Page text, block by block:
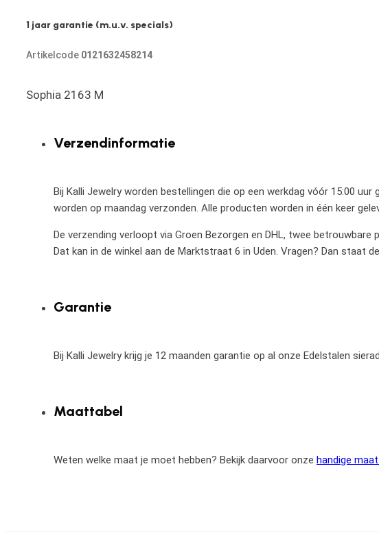
1 jaar garantie (m.u.v. specials)
Artikelcode 0121632458214
Sophia 2163 M
Verzendinformatie
Bij Kalli Jewelry worden bestellingen die op een werkdag vóór 15:00
worden op maandag verzonden. Alle producten worden in één keer
De verzending verloopt via Groen Bezorgen en DHL, twee
Dat kan in de winkel aan de Marktstraat 6 in Uden. Vragen? Dan staat
Garantie
Bij Kalli Jewelry krijg je 12 maanden garantie op al onze Edelstalen
Maattabel
Weten welke maat je moet hebben? Bekijk daarvoor onze handige